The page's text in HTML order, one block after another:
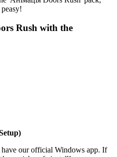
Rush with the
our official Windows app. If